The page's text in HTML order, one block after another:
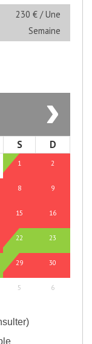
230 € / Une
Semaine
›
S D
1 2
8 9
15 16
22 23
29 30
5 6